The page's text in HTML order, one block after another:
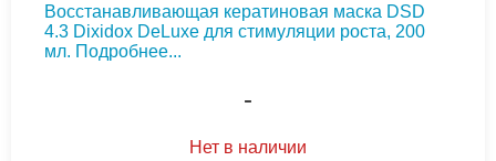
Восстанавливающая кератиновая маска DSD
4.3 Dixidox DeLuxe для стимуляции роста, 200
мл. Подробнее...
-
Нет в наличии